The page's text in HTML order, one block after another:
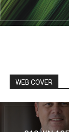
WEB COVER